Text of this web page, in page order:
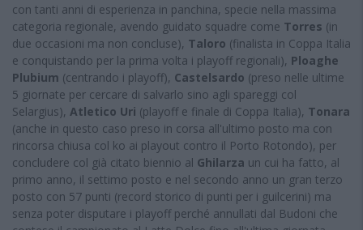
con tanti anni di esperienza in panchina, specie nella massima
categoria regionale, avendo guidato squadre come Torres (in
due occasioni ma non concluse), Taloro (finalista in Coppa Italia
e conquistando per la prima volta i playoff regionali), Ploaghe
Plubium (centrando i playoff), Castelsardo (preso nelle ultime
5 giornate per cercare di salvarlo sino agli spareggi col
Selargius), Atletico Uri (playoff e finale di Coppa Italia), Tonara
(anche in questo caso preso in corsa all'ultimo posto ma con
rincorsa chiusa col ko ai playout contro il Porto Rotondo), per
concludere col già citato biennio al Ghilarza un cui ha fatto, al
primo anno, il settimo posto e nel secondo anno un gran terzo
posto con 57 punti (record storico di punti per i guilcerini) ma
senza poter disputare i playoff perché annullati dal Budoni che